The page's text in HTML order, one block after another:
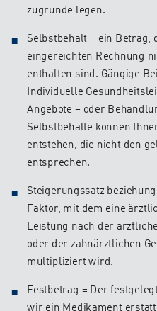
zugrunde legen.
Selbstbehalt = ein Betrag,
eingereichten Rechnung
enthalten sind. Gängige
Individuelle
Angebote – oder
Selbstbehalte können
entstehen, die nicht den
entsprechen.
Steigerungssatz
Faktor, mit dem eine
Leistung nach der
oder der zahnärztlichen
multipliziert wird.
Festbetrag = Der
wir ein Medikament